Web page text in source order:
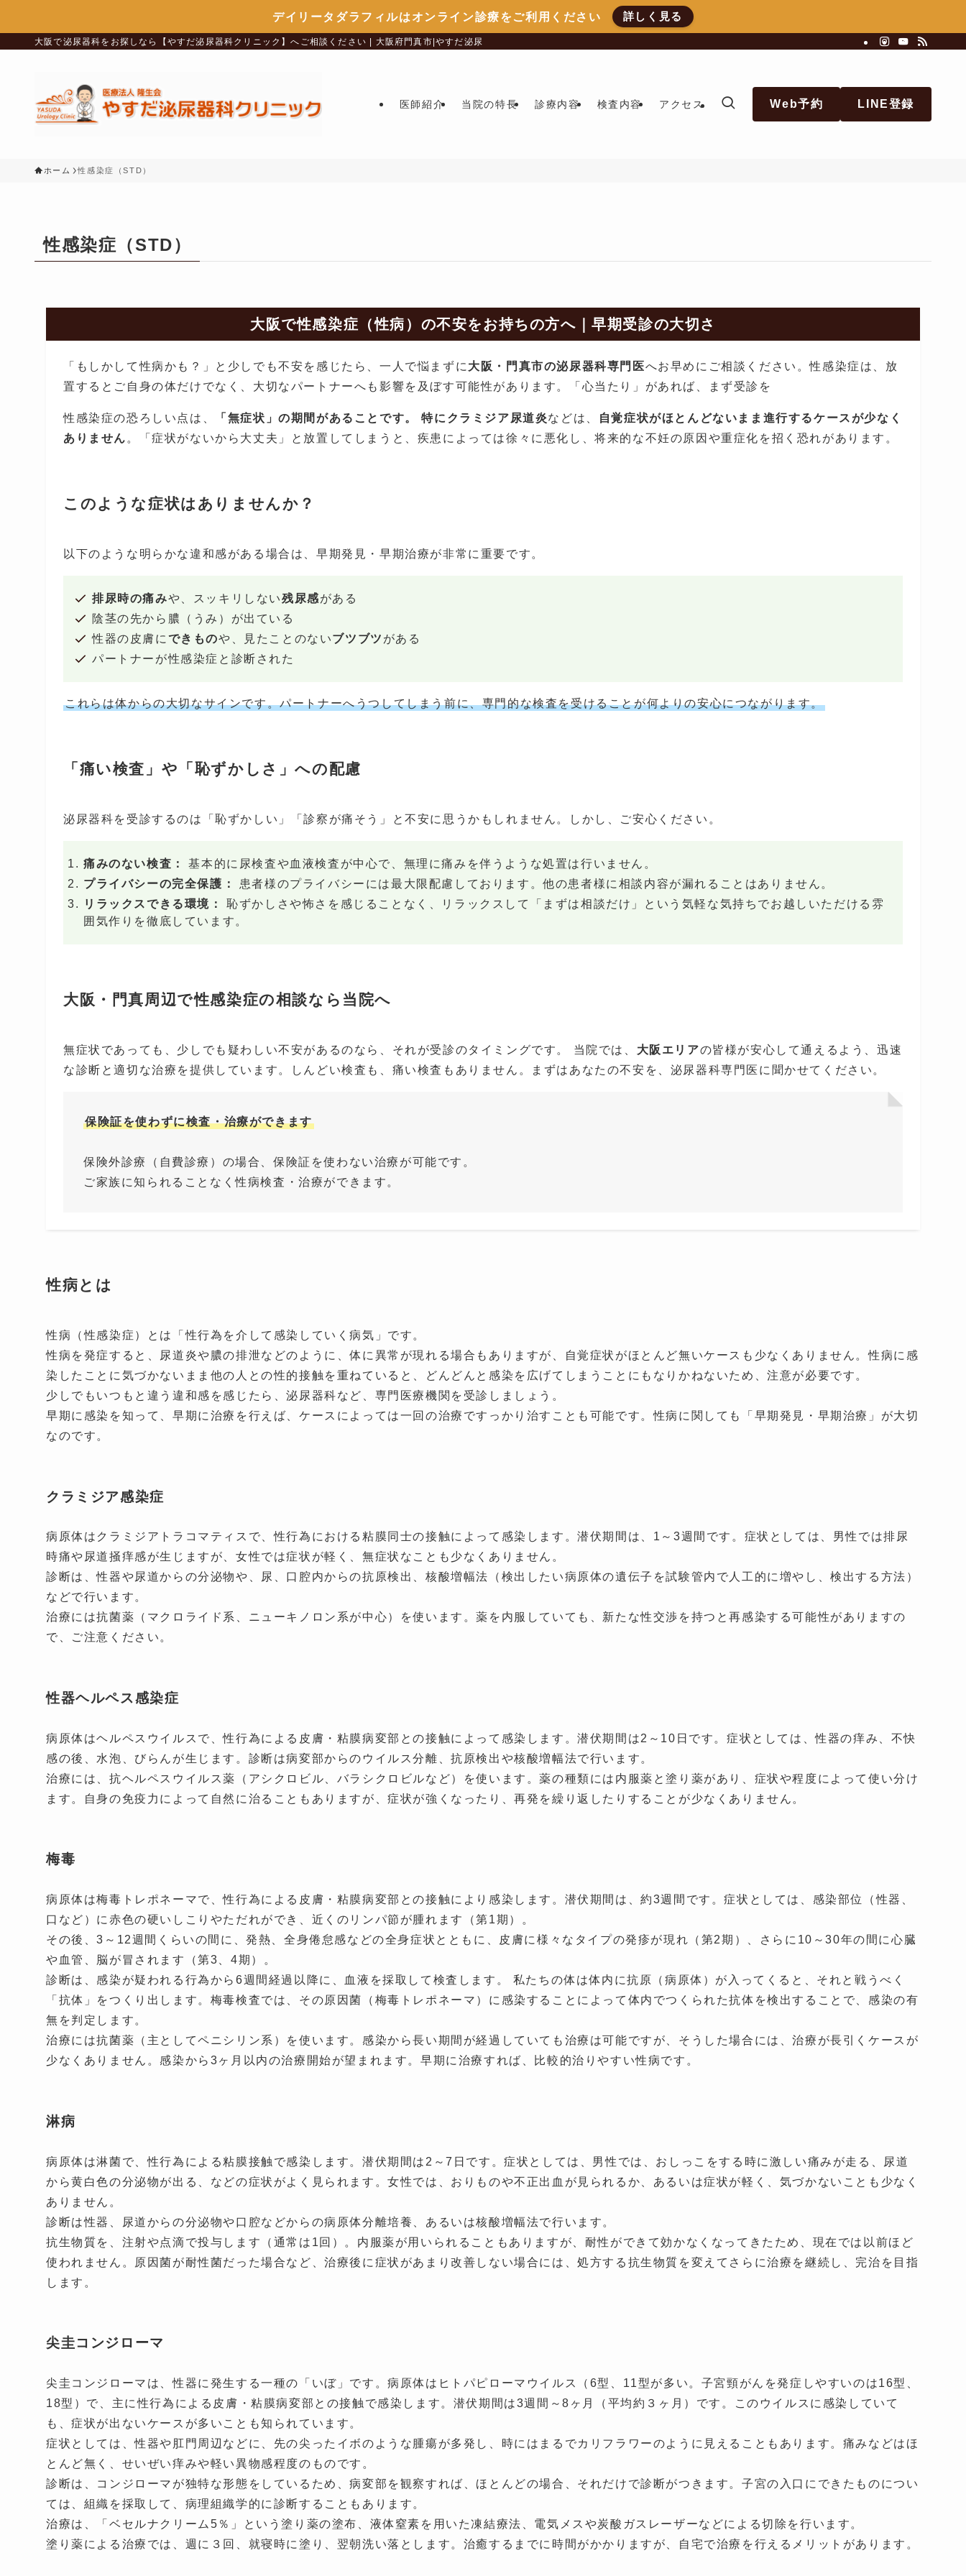
デイリータダラフィルはオンライン診療をご利用ください 詳しく見る
大阪で泌尿器科をお探しなら【やすだ泌尿器科クリニック】へご相談ください | 大阪府門真市|やすだ泌尿器科クリニック【公式サイト】
医師紹介 当院の特長 診療内容 検査内容 アクセス Web予約 LINE登録
ホーム 性感染症（STD）
性感染症（STD）
大阪で性感染症（性病）の不安をお持ちの方へ｜早期受診の大切さ
「もしかして性病かも？」と少しでも不安を感じたら、一人で悩まずに 大阪・門真市の泌尿器科専門医へお早めにご相談ください。性感染症は、放
置するとご自身の体だけでなく、大切なパートナーへも影響を及ぼす可能性があります。「心当たり」があれば、まず受診を
性感染症の恐ろしい点は、 「無症状」の期間があることです。 特にクラミジア尿道炎などは、
自覚症状がほとんどないまま進行するケースが少なく
ありません 。「症状がないから大丈夫」と放置してしまうと、疾患によっては徐々に悪化し、将来的な不妊の原因や重症化を招く恐れがあります。
このような症状はありませんか？
以下のような明らかな違和感がある場合は、早期発見・早期治療が非常に重要です。
排尿時の痛みや、スッキリしない残尿感がある
陰茎の先から膿（うみ）が出ている
性器の皮膚に できものや、見たことのないブツブツ がある
パートナーが性感染症と診断された
これらは体からの大切なサインです。パートナーへうつしてしまう前に、専門的な検査を受けることが何よりの安心につながります。
「痛い検査」や「恥ずかしさ」への配慮
泌尿器科を受診するのは「恥ずかしい」「診察が痛そう」と不安に思うかもしれません。しかし、ご安心ください。
痛みのない検査：
基本的に尿検査や血液検査が中心で、無理に痛みを伴うような処置は行いません。
プライバシーの完全保護：
患者様のプライバシーには最大限配慮しております。他の患者様に相談内容が漏れることはありません。
リラックスできる環境：
恥ずかしさや怖さを感じることなく、リラックスして「まずは相談だけ」という気軽な気持ちでお越しいただける雰
囲気作りを徹底しています。
大阪・門真周辺で性感染症の相談なら当院へ
無症状であっても、少しでも疑わしい不安があるのなら、それが受診のタイミングです。 当院では、 大阪エリアの皆様が安心して通えるよう、迅速
な診断と適切な治療を提供しています。しんどい検査も、痛い検査もありません。まずはあなたの不安を、泌尿器科専門医に聞かせてください。
保険証を使わずに検査・治療ができます
保険外診療（自費診療）の場合、保険証を使わない治療が可能です。
ご家族に知られることなく性病検査・治療ができます。
性病とは
性病（性感染症）とは「性行為を介して感染していく病気」です。
性病を発症すると、尿道炎や膿の排泄などのように、体に異常が現れる場合もありますが、自覚症状がほとんど無いケースも少なくありません。性病に感
染したことに気づかないまま他の人との性的接触を重ねていると、どんどんと感染を広げてしまうことにもなりかねないため、注意が必要です。
少しでもいつもと違う違和感を感じたら、泌尿器科など、専門医療機関を受診しましょう。
早期に感染を知って、早期に治療を行えば、ケースによっては一回の治療ですっかり治すことも可能です。性病に関しても「早期発見・早期治療」が大切
なのです。
クラミジア感染症
病原体はクラミジアトラコマティスで、性行為における粘膜同士の接触によって感染します。潜伏期間は、1～3週間です。症状としては、男性では排尿
時痛や尿道掻痒感が生じますが、女性では症状が軽く、無症状なことも少なくありません。
診断は、性器や尿道からの分泌物や、尿、口腔内からの抗原検出、核酸増幅法（検出したい病原体の遺伝子を試験管内で人工的に増やし、検出する方法）
などで行います。
治療には抗菌薬（マクロライド系、ニューキノロン系が中心）を使います。薬を内服していても、新たな性交渉を持つと再感染する可能性がありますの
で、ご注意ください。
性器ヘルペス感染症
病原体はヘルペスウイルスで、性行為による皮膚・粘膜病変部との接触によって感染します。潜伏期間は2～10日です。症状としては、性器の痒み、不快
感の後、水泡、びらんが生じます。診断は病変部からのウイルス分離、抗原検出や核酸増幅法で行います。
治療には、抗ヘルペスウイルス薬（アシクロビル、バラシクロビルなど）を使います。薬の種類には内服薬と塗り薬があり、症状や程度によって使い分け
ます。自身の免疫力によって自然に治ることもありますが、症状が強くなったり、再発を繰り返したりすることが少なくありません。
梅毒
病原体は梅毒トレポネーマで、性行為による皮膚・粘膜病変部との接触により感染します。潜伏期間は、約3週間です。症状としては、感染部位（性器、
口など）に赤色の硬いしこりやただれができ、近くのリンパ節が腫れます（第1期）。
その後、3～12週間くらいの間に、発熱、全身倦怠感などの全身症状とともに、皮膚に様々なタイプの発疹が現れ（第2期）、さらに10～30年の間に心臓
や血管、脳が冒されます（第3、4期）。
診断は、感染が疑われる行為から6週間経過以降に、血液を採取して検査します。 私たちの体は体内に抗原（病原体）が入ってくると、それと戦うべく
「抗体」をつくり出します。梅毒検査では、その原因菌（梅毒トレポネーマ）に感染することによって体内でつくられた抗体を検出することで、感染の有
無を判定します。
治療には抗菌薬（主としてペニシリン系）を使います。感染から長い期間が経過していても治療は可能ですが、そうした場合には、治療が長引くケースが
少なくありません。感染から3ヶ月以内の治療開始が望まれます。早期に治療すれば、比較的治りやすい性病です。
淋病
病原体は淋菌で、性行為による粘膜接触で感染します。潜伏期間は2～7日です。症状としては、男性では、おしっこをする時に激しい痛みが走る、尿道
から黄白色の分泌物が出る、などの症状がよく見られます。女性では、おりものや不正出血が見られるか、あるいは症状が軽く、気づかないことも少なく
ありません。
診断は性器、尿道からの分泌物や口腔などからの病原体分離培養、あるいは核酸増幅法で行います。
抗生物質を、注射や点滴で投与します（通常は1回）。内服薬が用いられることもありますが、耐性ができて効かなくなってきたため、現在では以前ほど
使われません。原因菌が耐性菌だった場合など、治療後に症状があまり改善しない場合には、処方する抗生物質を変えてさらに治療を継続し、完治を目指
します。
尖圭コンジローマ
尖圭コンジローマは、性器に発生する一種の「いぼ」です。病原体はヒトパピローマウイルス（6型、11型が多い。子宮頸がんを発症しやすいのは16型、
18型）で、主に性行為による皮膚・粘膜病変部との接触で感染します。潜伏期間は3週間～8ヶ月（平均約３ヶ月）です。このウイルスに感染していて
も、症状が出ないケースが多いことも知られています。
症状としては、性器や肛門周辺などに、先の尖ったイボのような腫瘍が多発し、時にはまるでカリフラワーのように見えることもあります。痛みなどはほ
とんど無く、せいぜい痒みや軽い異物感程度のものです。
診断は、コンジローマが独特な形態をしているため、病変部を観察すれば、ほとんどの場合、それだけで診断がつきます。子宮の入口にできたものについ
ては、組織を採取して、病理組織学的に診断することもあります。
治療は、「ベセルナクリーム5％」という塗り薬の塗布、液体窒素を用いた凍結療法、電気メスや炭酸ガスレーザーなどによる切除を行います。
塗り薬による治療では、週に３回、就寝時に塗り、翌朝洗い落とします。治癒するまでに時間がかかりますが、自宅で治療を行えるメリットがあります。